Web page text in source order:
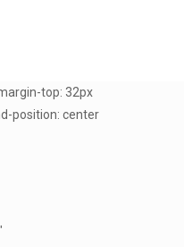
top: 32px
position: center